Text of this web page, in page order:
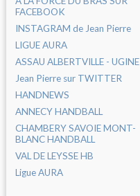
FACEBOOK
INSTAGRAM de Jean Pierre
LIGUE AURA
ASSAU ALBERTVILLE - UGINE
Jean Pierre sur TWITTER
HANDNEWS
ANNECY HANDBALL
CHAMBERY SAVOIE MONT-
BLANC HANDBALL
VAL DE LEYSSE HB
Ligue AURA